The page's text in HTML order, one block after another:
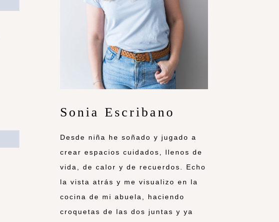
Sonia Escribano
Desde niña he soñado y jugado a
crear espacios cuidados, llenos de
vida, de calor y de recuerdos. Echo
la vista atrás y me visualizo en la
cocina de mi abuela, haciendo
croquetas de las dos juntas y ya